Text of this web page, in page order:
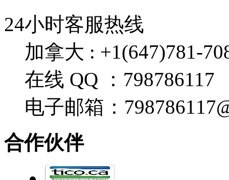
24小时客服热线
加拿大 : +1(647)781-
在线 QQ ：798786117
电子邮箱：
合作伙伴